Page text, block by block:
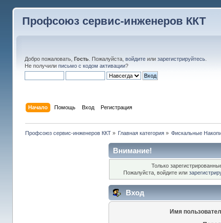
Профсоюз сервис-инженеров ККТ
Добро пожаловать, Гость. Пожалуйста, войдитеили зарегистрируйтесь.
Не получили письмо с кодом активации?
Начало Помощь Вход Регистрация
Профсоюз сервис-инженеров ККТ» Главная категория » Фискальные
Внимание!
Только
Пожалуйста, войдите или
Вход
Имя